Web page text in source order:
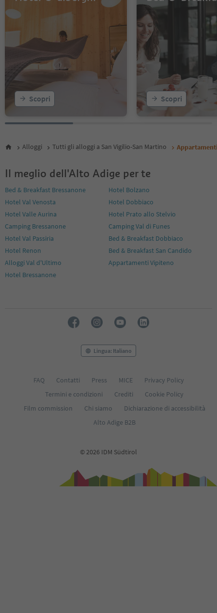
Scopri Scopri
Alloggi Tutti gli alloggi a San Vigilio-San Martino
Il meglio dell'Alto Adige per te
Bed & Breakfast Bressanone
Hotel Bolzano
Hotel Val Venosta
Hotel Dobbiaco
Hotel Valle Aurina
Hotel Prato allo Stelvio
Camping Bressanone
Camping Val di Funes
Hotel Val Passiria
Bed & Breakfast Dobbiaco
Hotel Renon
Bed & Breakfast San Candido
Alloggi Val d'Ultimo
Appartamenti Vipiteno
Hotel Bressanone
Lingua: Italiano
FAQ Contatti Press MICE
Privacy Policy
Termini e condizioni
Crediti
Cookie Policy
Film commission
Chi siamo
Dichiarazione di accessibilità
Alto Adige B2B
© 2026 IDM Südtirol